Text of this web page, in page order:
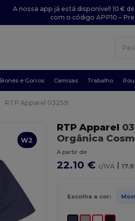
A nossa app já está disponível! 10 €
com o código APP10 –
Bonés e Gorros Camisas Trabalho
RTP Apparel 03259
W2
RTP Apparel
Orgânica
A partir de
22.10 € c/IVA |
Escolha a cor: